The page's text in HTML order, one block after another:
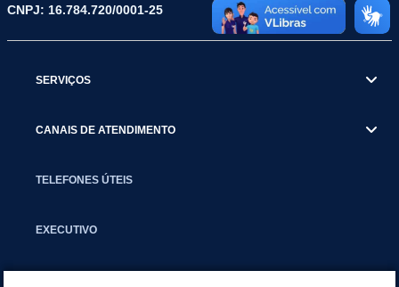
CNPJ: 16.784.720/0001-25
SERVIÇOS
CANAIS DE ATENDIMENTO
TELEFONES ÚTEIS
EXECUTIVO